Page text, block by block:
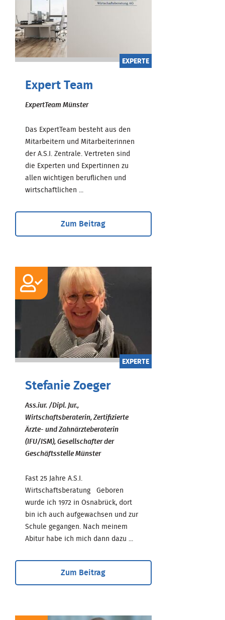
EXPERTE
Expert Team
ExpertTeam Münster
Das ExpertTeam besteht aus den
Mitarbeitern und Mitarbeiterinnen
der A.S.I. Zentrale. Vertreten sind
die Experten und Expertinnen zu
allen wichtigen beruflichen und
wirtschaftlichen ...
Zum Beitrag
EXPERTE
Stefanie Zoeger
Ass.iur. /Dipl. Jur.,
Wirtschaftsberaterin, Zertifizierte
Ärzte- und Zahnärzteberaterin
(IFU/ISM), Gesellschafter der
Geschäftsstelle Münster
Fast 25 Jahre A.S.I.
Wirtschaftsberatung Geboren
wurde ich 1972 in Osnabrück, dort
bin ich auch aufgewachsen und zur
Schule gegangen. Nach meinem
Abitur habe ich mich dann dazu ...
Zum Beitrag